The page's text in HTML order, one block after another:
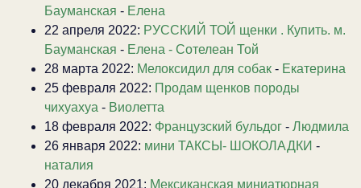
Бауманская - Елена
22 апреля 2022: РУССКИЙ ТОЙ щенки . Купить. м.
Бауманская - Елена - Сотелеан Той
28 марта 2022: Мелоксидил для собак - Екатерина
25 февраля 2022: Продам щенков породы
чихуахуа - Виолетта
18 февраля 2022: Французский бульдог - Людмила
26 января 2022: мини ТАКСЫ- ШОКОЛАДКИ -
наталия
20 декабря 2021: Мексиканская миниатюрная